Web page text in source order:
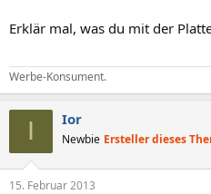
Erklär mal, was du mit der
Werbe-Konsument.
I Ior
Newbie Ersteller dieses
15. Februar 2013